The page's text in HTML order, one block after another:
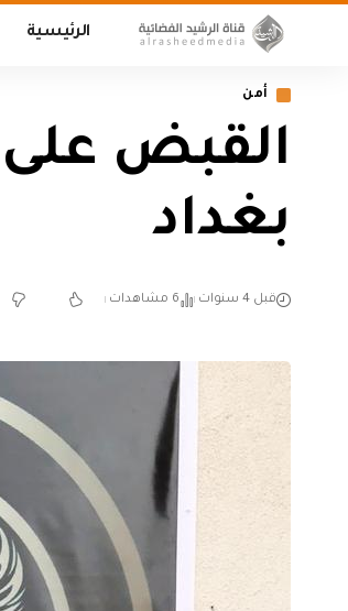
الرئيسية
أمن
بغداد
قبل 4 سنوات 6 مشاهدات